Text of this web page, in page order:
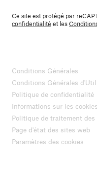
Ce site est protégé par
confidentialité et les
Conditions Générales
Conditions Générales
Politique de confidentialité
Informations sur les cookies
Politique de traitement
Page d'état des sites web
Paramètres des cookies